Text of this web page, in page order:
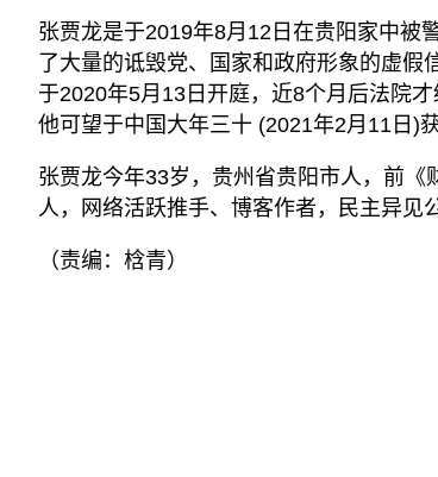
张贾龙是于2019年8月12日在贵阳家中被
了大量的诋毁党、国家和政府形象的虚
于2020年5月13日开庭，近8个月后法院
他可望于中国大年三十 (2021年2月11日)
张贾龙今年33岁，贵州省贵阳市人，前
人，网络活跃推手、博客作者，民主异见
（责编：梒青）